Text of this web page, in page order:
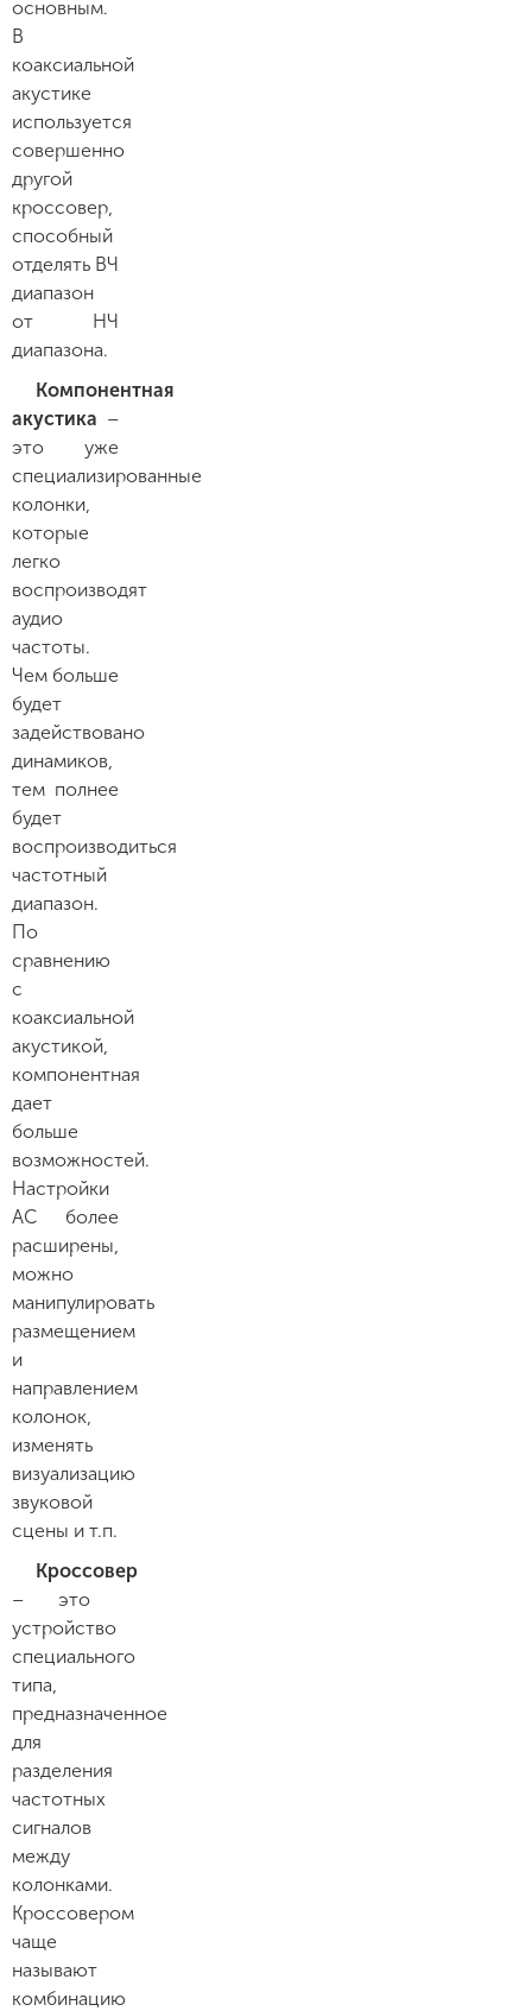
основным.
В
коаксиальной
акустике
используется
совершенно
другой
кроссовер,
способный
отделять ВЧ
диапазон
от НЧ
диапазона.
Компонентная
акустика –
это уже
специализированные
колонки,
которые
легко
воспроизводят
аудио
частоты.
Чем больше
будет
задействовано
динамиков,
тем полнее
будет
воспроизводиться
частотный
диапазон.
По
сравнению
с
коаксиальной
акустикой,
компонентная
дает
больше
возможностей.
Настройки
АС более
расширены,
можно
манипулировать
размещением
и
направлением
колонок,
изменять
визуализацию
звуковой
сцены и т.п.
Кроссовер
– это
устройство
специального
типа,
предназначенное
для
разделения
частотных
сигналов
между
колонками.
Кроссовером
чаще
называют
комбинацию